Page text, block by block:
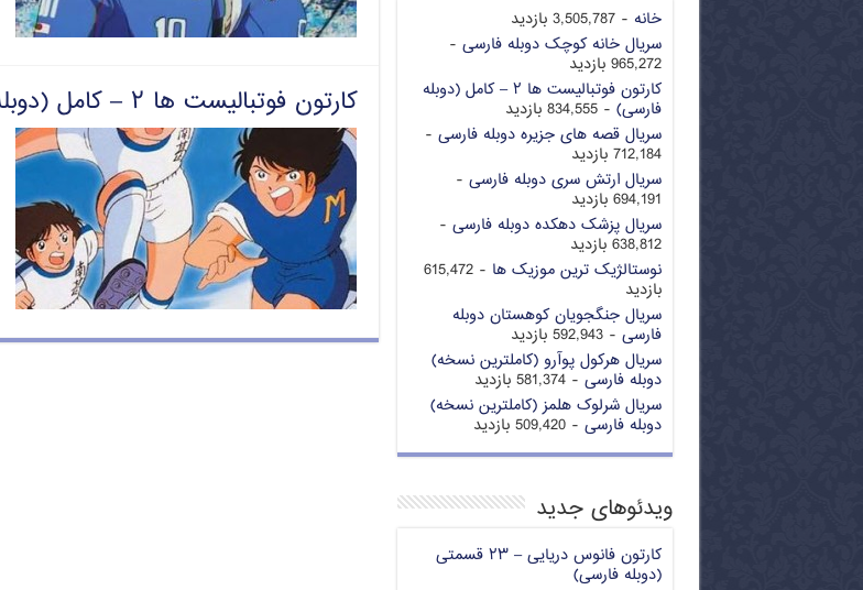
کارتون فوتبالیست ها ۲ – کامل (دوبله فارسی)
خانه - 3,505,787 بازدید
سریال خانه کوچک دوبله فارسی -
965,272 بازدید
کارتون فوتبالیست ها ۲ – کامل (دوبله
فارسی) - 834,555 بازدید
سریال قصه های جزیره دوبله فارسی -
712,184 بازدید
سریال ارتش سری دوبله فارسی -
694,191 بازدید
سریال پزشک دهکده دوبله فارسی -
638,812 بازدید
نوستالژیک ترین موزیک ها
- 615,472
بازدید
سریال جنگجویان کوهستان دوبله
فارسی - 592,943 بازدید
سریال هرکول پوآرو (کاملترین نسخه)
دوبله فارسی - 581,374 بازدید
سریال شرلوک هلمز (کاملترین نسخه)
دوبله فارسی - 509,420 بازدید
ویدئوهای جدید
کارتون فانوس دریایی – ۲۳ قسمتی
(دوبله فارسی)